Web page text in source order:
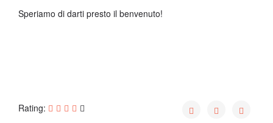
Speriamo di darti presto il benvenuto!
Rating: